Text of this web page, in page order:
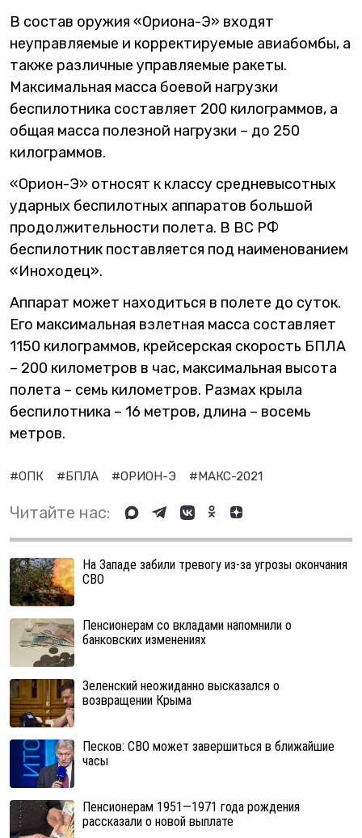
В состав оружия «Ориона-Э» входят
неуправляемые и корректируемые авиабомбы, а
также различные управляемые ракеты.
Максимальная масса боевой нагрузки
беспилотника составляет 200 килограммов, а
общая масса полезной нагрузки – до 250
килограммов.
«Орион-Э» относят к классу средневысотных
ударных беспилотных аппаратов большой
продолжительности полета. В ВС РФ
беспилотник поставляется под наименованием
«Иноходец».
Аппарат может находиться в полете до суток.
Его максимальная взлетная масса составляет
1150 килограммов, крейсерская скорость БПЛА
– 200 километров в час, максимальная высота
полета – семь километров. Размах крыла
беспилотника – 16 метров, длина – восемь
метров.
#ОПК #БПЛА #ОРИОН-Э #МАКС-2021
Читайте нас:
На Западе забили тревогу из-за угрозы окончания
СВО
Пенсионерам со вкладами напомнили о
банковских изменениях
Зеленский неожиданно высказался о
возвращении Крыма
Песков: СВО может завершиться в ближайшие
часы
Пенсионерам 1951—1971 года рождения
рассказали о новой выплате